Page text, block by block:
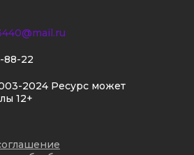
2024 Ресурс может
12+
88-22